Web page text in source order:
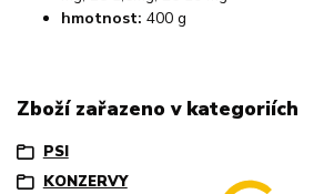
hmotnost: 400 g
Zboží zařazeno v kategoriích
PSI
KONZERVY